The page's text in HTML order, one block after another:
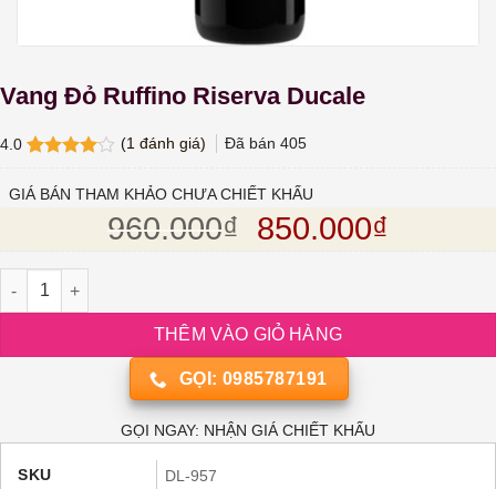
Vang Đỏ Ruffino Riserva Ducale
4.0
5 dựa
(1 đánh giá) Đã bán 405
GIÁ BÁN THAM KHẢO CHƯA CHIẾT KHẤU
960.000₫ Giá gốc là:
850.000₫
Vang Đỏ Ruffino Riserva Ducale số lượng
THÊM VÀO GIỎ HÀNG
GỌI: 0985787191
GỌI NGAY: NHẬN GIÁ CHIẾT KHẤU
SKU
DL-957